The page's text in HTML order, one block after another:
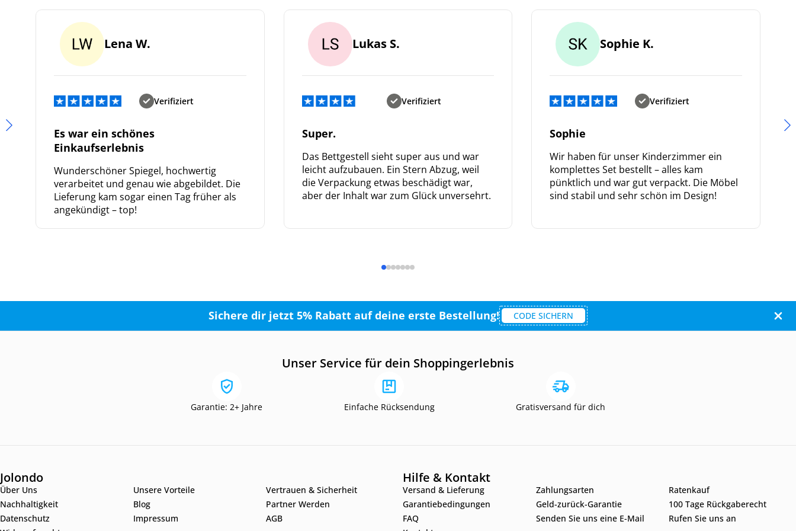
Lena W.
Verifiziert
Es war ein schönes
Einkaufserlebnis
Wunderschöner Spiegel, hochwertig
verarbeitet und genau wie abgebildet. Die
Lieferung kam sogar einen Tag früher als
angekündigt – top!
Lukas S.
Verifiziert
Super.
Das Bettgestell sieht super aus und war
leicht aufzubauen. Ein Stern Abzug, weil
die Verpackung etwas beschädigt war,
aber der Inhalt war zum Glück unversehrt.
Sophie K.
Verifiziert
Sophie
Wir haben für unser Kinderzimmer ein
komplettes Set bestellt – alles kam
pünktlich und war gut verpackt. Die Möbel
sind stabil und sehr schön im Design!
Sichere dir jetzt 5% Rabatt auf deine erste Bestellung! CODE SICHERN
Unser Service für dein Shoppingerlebnis
Garantie: 2+ Jahre Einfache Rücksendung Gratisversand für dich
Jolondo
Über Uns Unsere Vorteile
Vertrauen & Sicherheit
Nachhaltigkeit
Blog
Partner Werden
Datenschutz
Impressum
AGB
Hilfe & Kontakt
Versand & Lieferung Zahlungsarten
Ratenkauf
Garantiebedingungen
Geld-zurück-Garantie
100 Tage Rückgaberecht
FAQ
Senden Sie uns eine E-Mail
Rufen Sie uns an